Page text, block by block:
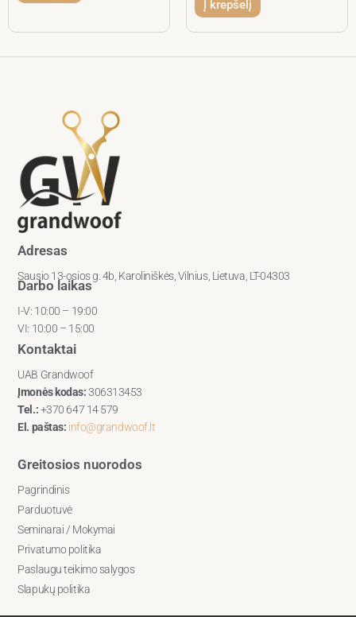
Į krepšelį
Adresas
Sausio 13-osios g. 4b, Karoliniškės, Vilnius, Lietuva, LT-04303
Darbo laikas
I-V: 10:00 – 19:00
VI: 10:00 – 15:00
Kontaktai
UAB Grandwoof
Įmonės kodas:306313453
Tel.:+370 647 14 579
El. paštas: info@grandwoof.lt
Greitosios nuorodos
Pagrindinis
Parduotuvė
Seminarai / Mokymai
Privatumo politika
Paslaugu teikimo salygos
Slapukų politika